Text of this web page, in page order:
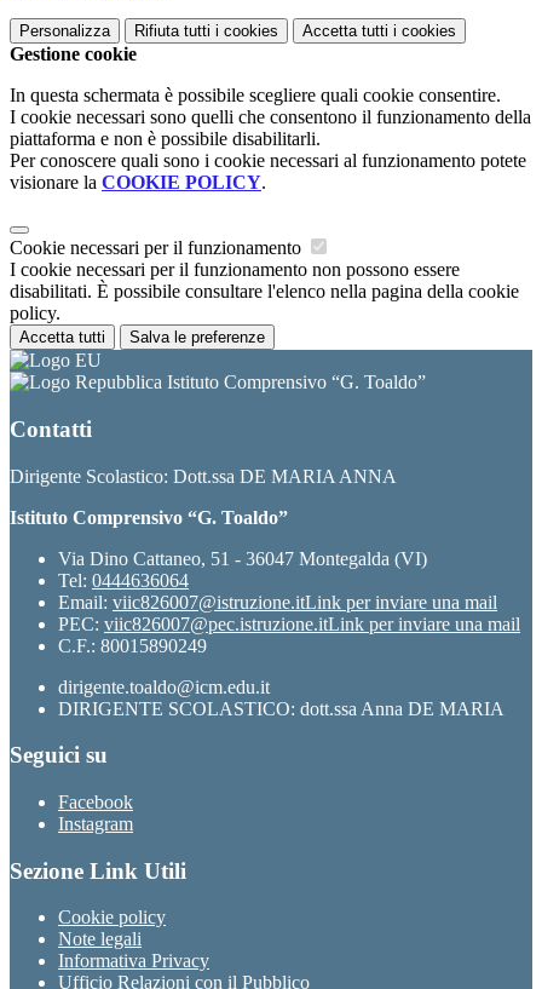
Personalizza Rifiuta tutti i cookies Accetta tutti i cookies
Gestione cookie
In questa schermata è possibile scegliere quali cookie consentire.
I cookie necessari sono quelli che consentono il funzionamento della
piattaforma e non è possibile disabilitarli.
Per conoscere quali sono i cookie necessari al funzionamento potete
visionare la COOKIE POLICY.
Cookie necessari per il funzionamento
I cookie necessari per il funzionamento non possono essere
disabilitati. È possibile consultare l'elenco nella pagina della cookie
policy.
Accetta tutti Salva le preferenze
Istituto Comprensivo “G. Toaldo”
Contatti
Dirigente Scolastico: Dott.ssa DE MARIA ANNA
Istituto Comprensivo “G. Toaldo”
Via Dino Cattaneo, 51 - 36047 Montegalda (VI)
Tel: 0444636064
Email: viic826007@istruzione.itLink per inviare una mail
PEC: viic826007@pec.istruzione.itLink per inviare una mail
C.F.: 80015890249
dirigente.toaldo@icm.edu.it
DIRIGENTE SCOLASTICO: dott.ssa Anna DE MARIA
Seguici su
Facebook
Instagram
Sezione Link Utili
Cookie policy
Note legali
Informativa Privacy
Ufficio Relazioni con il Pubblico